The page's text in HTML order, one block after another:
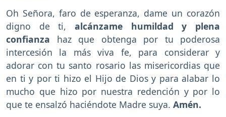
Oh Señora, faro de esperanza, dame un corazón
digno de ti, alcánzame humildad y plena
confianza haz que obtenga por tu poderosa
intercesión la más viva fe, para considerar y
adorar con tu santo rosario las misericordias que
en ti y por ti hizo el Hijo de Dios y para alabar lo
mucho que hizo por nuestra redención y por lo
que te ensalzó haciéndote Madre suya. Amén.